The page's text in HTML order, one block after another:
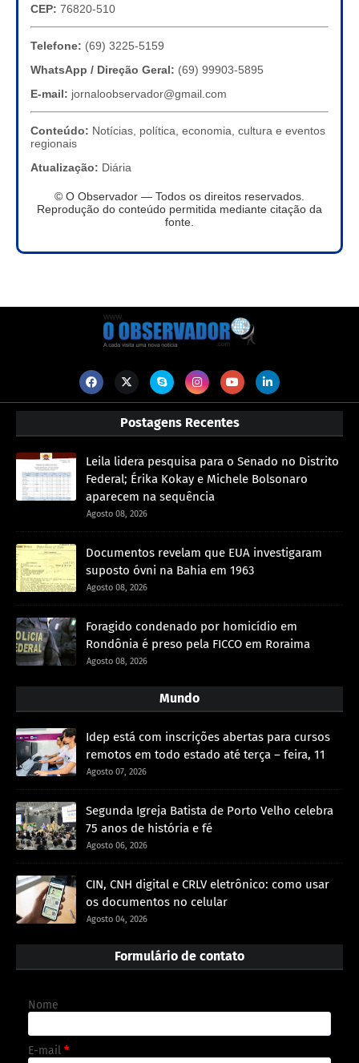
CEP: 76820-510
Telefone: (69) 3225-5159
WhatsApp / Direção Geral: (69) 99903-5895
E-mail: jornaloobservador@gmail.com
Conteúdo: Notícias, política, economia, cultura e eventos
regionais
Atualização: Diária
© O Observador — Todos os direitos reservados.
Reprodução do conteúdo permitida mediante citação da
fonte.
Postagens Recentes
Leila lidera pesquisa para o Senado no Distrito
Federal; Érika Kokay e Michele Bolsonaro
aparecem na sequência
Agosto 08, 2026
Documentos revelam que EUA investigaram
suposto óvni na Bahia em 1963
Agosto 08, 2026
Foragido condenado por homicídio em
Rondônia é preso pela FICCO em Roraima
Agosto 08, 2026
Mundo
Idep está com inscrições abertas para cursos
remotos em todo estado até terça – feira, 11
Agosto 07, 2026
Segunda Igreja Batista de Porto Velho celebra
75 anos de história e fé
Agosto 06, 2026
CIN, CNH digital e CRLV eletrônico: como usar
os documentos no celular
Agosto 04, 2026
Formulário de contato
Nome
E-mail *